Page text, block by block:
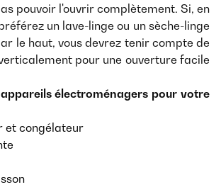
pouvoir l'ouvrir complètement. Si, en
un lave-linge ou un sèche-linge
le haut, vous devrez tenir compte de
pour une ouverture facile
électroménagers pour votre
et congélateur